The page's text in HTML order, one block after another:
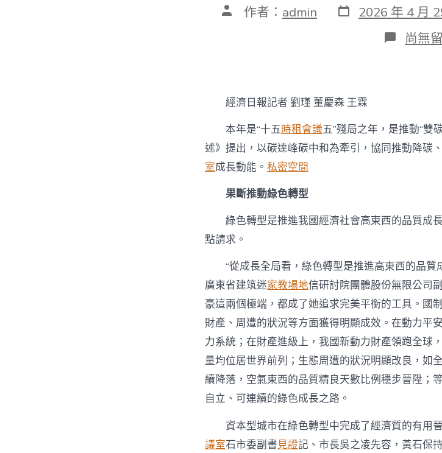
文 作者： admin 發
表
2026 年 4 月
在
〈到
“雙
碳”
引
成
能〉
中
尚無
經濟日報記者 劉瑾 董慶森 王霖
本年是“十五時租會議五”殘局之年，是推動“雙
述》提出，以碳達峰碳中和為牽引，協同推動降碳
室成長動能。 私密空間
果斷推動綠色轉型
綠色轉型是推進我國經濟社會高東西的品質成
點請求。
“從成長全局看，綠色轉型是推進高東西的品
廣東省建筑迷家教場地信研討院團體股份無限公司
豪這兩個極端，都成了她追求完美平衡的工具。國
財產、周遭的狀況等方面獲得明顯成效。在動力平
力系統；在財產進級上，我國新動力財產領跑全球
量均位居世界前列；生態周遭的狀況明顯改良，如
續降落，空氣東西的品質精良天數比例穩步晉陞；
自立、可連續的綠色成長之路。
資本型城市在綠色轉型中完成了經濟質的有用
議室石市委副書見證記、市長吳之凌先容，黃石保